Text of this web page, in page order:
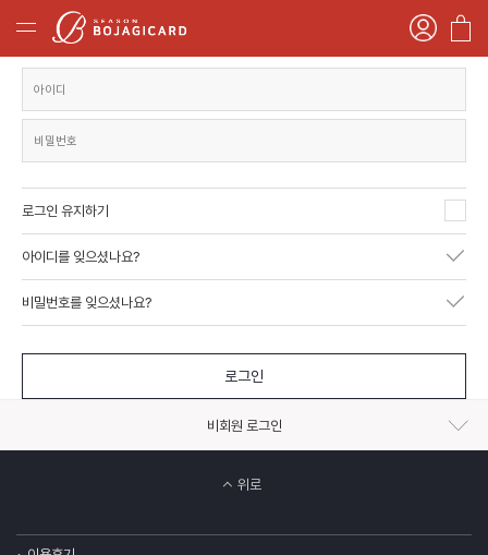
로그인 유지하기
아이디를 잊으셨나요?
비밀번호를 잊으셨나요?
로그인
비회원 로그인
위로